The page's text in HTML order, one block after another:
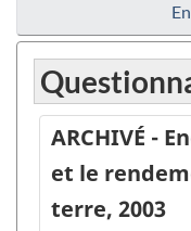
ARCHIVÉ -
et le
terre, 2003